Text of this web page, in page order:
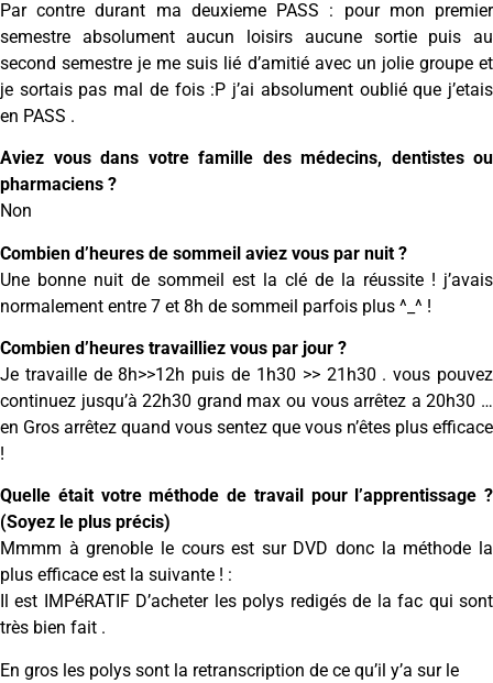
Par contre durant ma deuxieme PASS : pour mon premier
semestre absolument aucun loisirs aucune sortie puis au
second semestre je me suis lié d’amitié avec un jolie groupe et
je sortais pas mal de fois :P j’ai absolument oublié que j’etais
en PASS .
Aviez vous dans votre famille des médecins, dentistes ou
pharmaciens ?
Non
Combien d’heures de sommeil aviez vous par nuit ?
Une bonne nuit de sommeil est la clé de la réussite ! j’avais
normalement entre 7 et 8h de sommeil parfois plus ^_^ !
Combien d’heures travailliez vous par jour ?
Je travaille de 8h>>12h puis de 1h30 >> 21h30 . vous pouvez
continuez jusqu’à 22h30 grand max ou vous arrêtez a 20h30 …
en Gros arrêtez quand vous sentez que vous n’êtes plus efficace
!
Quelle était votre méthode de travail pour l’apprentissage ?
(Soyez le plus précis)
Mmmm à grenoble le cours est sur DVD donc la méthode la
plus efficace est la suivante ! :
Il est IMPéRATIF D’acheter les polys redigés de la fac qui sont
très bien fait .
En gros les polys sont la retranscription de ce qu’il y’a sur le